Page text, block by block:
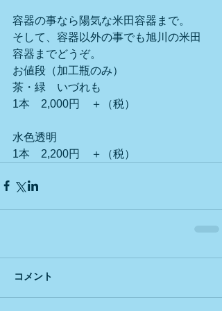
容器の事なら陽気な米田容器まで。
そして、容器以外の事でも旭川の米田
容器までどうぞ。
お値段（加工瓶のみ）
茶・緑　いづれも
1本　2,000円　＋（税）
水色透明
1本　2,200円　＋（税）
コメント